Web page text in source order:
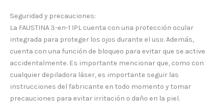
Seguridad y precauciones:
La FAUSTINA 3-en-1 IPL cuenta con una protección ocular
integrada para proteger los ojos durante el uso. Además,
cuenta con una función de bloqueo para evitar que se active
accidentalmente. Es importante mencionar que, como con
cualquier depiladora láser, es importante seguir las
instrucciones del fabricante en todo momento y tomar
precauciones para evitar irritación o daño en la piel.